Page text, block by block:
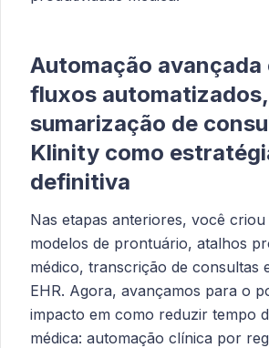
Automação avançada
fluxos automatizados,
sumarização de
Klinity como
definitiva
Nas etapas anteriores, você criou
modelos de prontuário, atalhos
médico, transcrição de consultas
EHR. Agora, avançamos para o
impacto em como reduzir tempo
médica: automação clínica por